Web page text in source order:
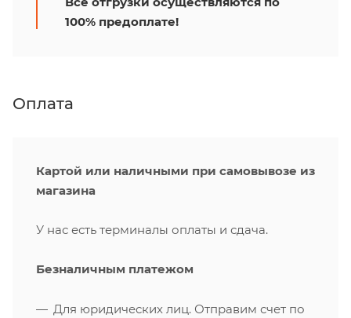
100% предоплате!
Оплата
Картой или наличными при самовывозе из
магазина
У нас есть терминалы оплаты и сдача.
Безналичным платежом
Для юридических лиц. Отправим счет по